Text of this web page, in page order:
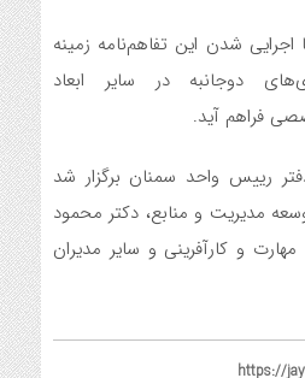
اجرایی شدن این تفاهم‌نامه زمینه
دوجانبه در سایر ابعاد
فراهم آید.
رییس واحد سمنان برگزار شد
مدیریت و منابع، دکتر محمود
و کارآفرینی و سایر مدیران
https://